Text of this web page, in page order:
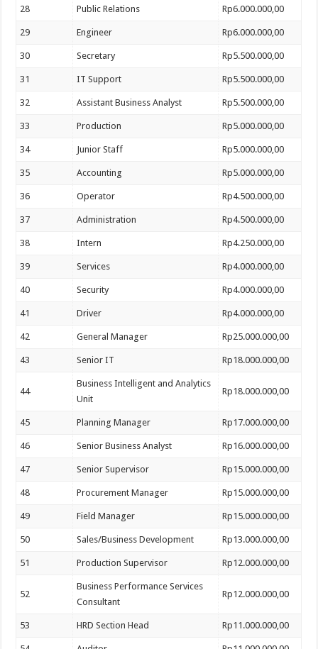
28 Public Relations Rp6.000.000,00
29 Engineer Rp6.000.000,00
30 Secretary Rp5.500.000,00
31 IT Support Rp5.500.000,00
32 Assistant Business Analyst Rp5.500.000,00
33 Production Rp5.000.000,00
34 Junior Staff Rp5.000.000,00
35 Accounting Rp5.000.000,00
36 Operator Rp4.500.000,00
37 Administration Rp4.500.000,00
38 Intern Rp4.250.000,00
39 Services Rp4.000.000,00
40 Security Rp4.000.000,00
41 Driver Rp4.000.000,00
42 General Manager Rp25.000.000,00
43 Senior IT Rp18.000.000,00
44
Business Intelligent and Analytics
Unit
Rp18.000.000,00
45 Planning Manager Rp17.000.000,00
46 Senior Business Analyst Rp16.000.000,00
47 Senior Supervisor Rp15.000.000,00
48 Procurement Manager Rp15.000.000,00
49 Field Manager Rp15.000.000,00
50 Sales/Business Development Rp13.000.000,00
51 Production Supervisor Rp12.000.000,00
52
Business Performance Services
Consultant
Rp12.000.000,00
53 HRD Section Head Rp11.000.000,00